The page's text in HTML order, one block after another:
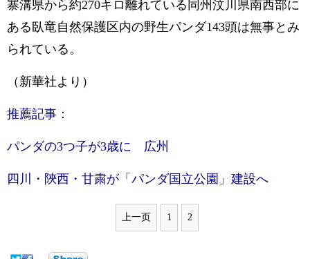
寨溝県から約270キロ離れている同州汶川県南西部に
ある臥竜自然保護区内の野生パンダ143頭は無事とみ
られている。
（新華社より）
推薦記事：
パンダの3つ子が3歳に 広州
四川・陝西・甘粛が「パンダ国立公園」建設へ
上一页 1 2